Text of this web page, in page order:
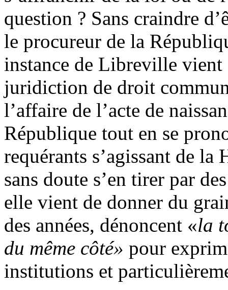
question ? Sans craindre
le procureur de la
instance de Libreville vient
juridiction de droit
l’affaire de l’acte de
République tout en se
requérants s’agissant de
sans doute s’en tirer par
elle vient de donner du
des années, dénoncent «la
du même côté» pour
institutions et